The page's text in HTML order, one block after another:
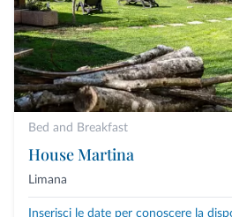
Bed and Breakfast
House Martina
Limana
Inserisci le date per conoscere la